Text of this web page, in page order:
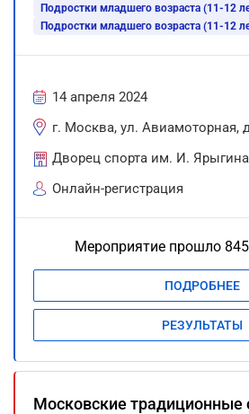
Подростки младшего возраста (11-12
Подростки младшего возраста (11-12
14 апреля 2024
г. Москва, ул. Авиамоторная,
Дворец спорта им. И. Ярыгина
Онлайн-регистрация
Мероприятие прошло
ПОДРОБНЕЕ
РЕЗУЛЬТАТЫ
Московские традиционные